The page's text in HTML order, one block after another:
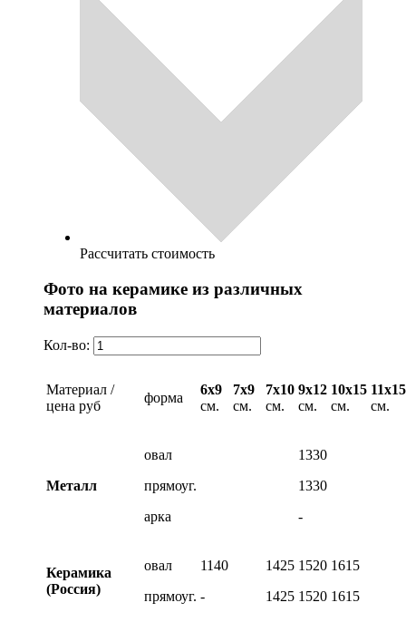
Рассчитать стоимость
Фото на керамике из различных
материалов
Кол-во:
Материал /
цена руб
форма
6х9
см.
7х9
см.
7х10
см.
9х12
см.
10х15
см.
11х15
см.
Металл
овал
прямоуг.
арка
1330
1330
-
Керамика
(Россия)
овал
прямоуг.
1140
-
1425
1425
1520
1520
1615
1615